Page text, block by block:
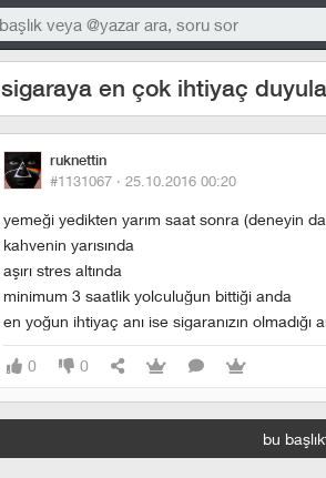
sigaraya en çok ihtiyaç
ruknettin
#1131067 · 25.10.2016 00:20
yemeği yedikten yarım saat sonra (deneyin
kahvenin yarısında
aşırı stres altında
minimum 3 saatlik yolculuğun bittiği anda
en yoğun ihtiyaç anı ise sigaranızın olmadığı
0 0
bu